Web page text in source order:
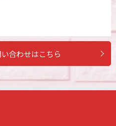
合わせはこちら